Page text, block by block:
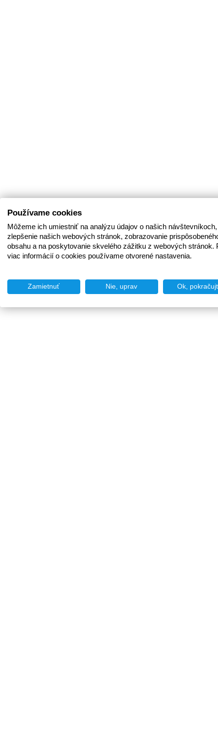
Používame cookies
Môžeme ich umiestniť na analýzu údajov o našich
zlepšenie našich webových stránok, zobrazovanie
obsahu a na poskytovanie skvelého zážitku z webových stránok.
viac informácií o cookies používame otvorené nastavenia.
Zamietnuť Nie, uprav Ok,